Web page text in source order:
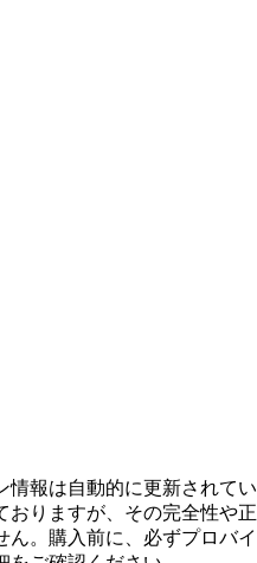
情報は自動的に更新されてい
おりますが、その完全性や正
。購入前に、必ずプロバイ